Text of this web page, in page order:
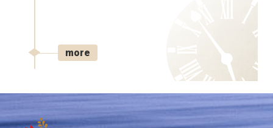
more